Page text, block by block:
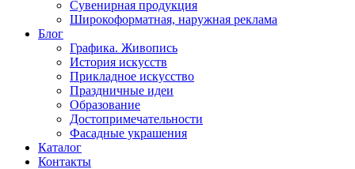
Сувенирная продукция
Широкоформатная, наружная реклама
Блог
Графика. Живопись
История искусств
Прикладное искусство
Праздничные идеи
Образование
Достопримечательности
Фасадные украшения
Каталог
Контакты